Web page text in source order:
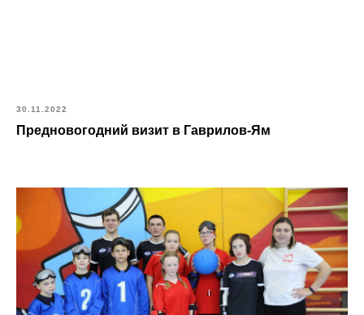
30.11.2022
Предновогодний визит в Гаврилов-Ям